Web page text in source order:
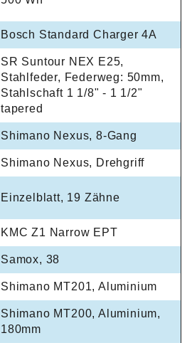
Bosch Standard Charger 4A
SR Suntour NEX E25,
Stahlfeder, Federweg: 50mm,
Stahlschaft 1 1/8" - 1 1/2"
tapered
Shimano Nexus, 8-Gang
Shimano Nexus, Drehgriff
Einzelblatt, 19 Zähne
KMC Z1 Narrow EPT
Samox, 38
Shimano MT201, Aluminium
Shimano MT200, Aluminium,
180mm